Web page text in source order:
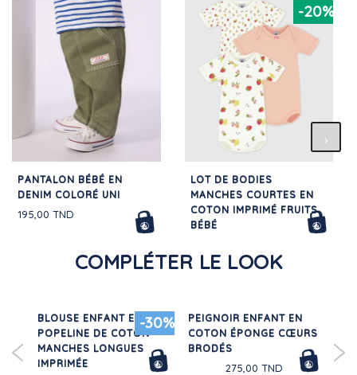
PANTALON BÉBÉ EN
DENIM COLORÉ UNI
195,00 TND
-20%
LOT DE BODIES
MANCHES COURTES EN
COTON IMPRIMÉ FRUITS
BÉBÉ
COMPLÉTER LE LOOK
-30%
BLOUSE ENFANT EN
POPELINE DE COTON
MANCHES LONGUES
IMPRIMÉE
PEIGNOIR ENFANT EN
COTON ÉPONGE CŒURS
BRODÉS
275,00 TND